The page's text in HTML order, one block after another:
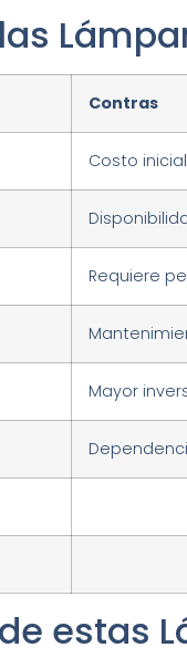
Contras
Costo
Requiere
Mayor
estas